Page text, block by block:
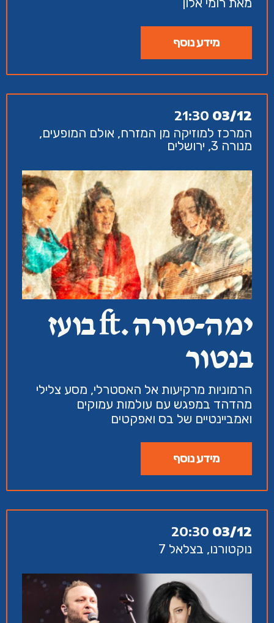
מידע נוסף
03/12
21:30
המרכז למוזיקה מן המזרח, אולם המופעים,
מנורה 3, ירושלים
ימה-טורה .ft בועז
בנטור
הרמוניות מרקיעות אל האסטרלי, מסע צלילי
מהדהד במפגש עם עולמות עמוקים
ואמביינטיים של בס ואפקטים
מידע נוסף
03/12
20:30
נוקטורנו, בצלאל 7